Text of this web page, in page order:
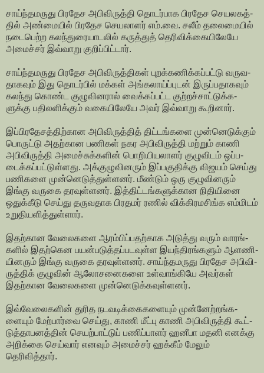
சாய்ந்­த­ம­ருது பிர­தேச அபி­வி­ருத்தி தொடர்­பாக பிர­தேச செய­ல­கத்­
தில்­ அண்­மை­யில்­ பி­ர­தேச செய­லாளர் எம்.வை. சலீம் தலை­மையில்
நடை­பெற்ற கலந்­து­ரை­யா­டலில் கருத்துத் தெரி­விக்­கை­யி­லேயே
அமைச்சர் இவ்­வாறு குறிப்­பிட்டார்.
சாய்ந்­த­ம­ருது பிர­தேச அபி­வி­ருத்­திகள் புறக்­க­ணிக்­கப்­பட்டு வரு­வ­
தா­கவும் இது தொடர்பில் மக்கள் அங்­க­லாய்ப்­புடன் இருப்­ப­தா­கவும்
கலந்து கொண்ட குழு­வி­னரால் வைக்­கப்­பட்ட குற்­றச்­சாட்­டுக்­க­
ளுக்கு பதி­ல­ளிக்கும் வகை­யி­லேயே அவர் இவ்­வாறு கூறினார்.
இப்­பி­ர­தே­சத்­திற்­கான அபி­வி­ருத்தித் திட்­டங்­களை முன்­னெ­டுக்கும்
பொருட்டு அதற்­கான பணிகள் நகர அபி­வி­ருத்தி மற்றும் காணி
அபி­வி­ருத்தி அமைச்­சுக்­களின் பொறி­யி­ய­லாளர் குழு­விடம் ஒப்­ப­
டைக்­கப்­பட்­டுள்­ளது. அக்­கு­ழு­வி­னரும் இப்­ப­கு­திக்கு விஜயம் செய்து
பணி­களை முன்­னெ­டுத்­துள்­ளனர். மீண்டும் ஒரு குழு­வி­னரும்
இங்கு வருகை தர­வுள்­ளனர். இத்­திட்­டங்­க­ளுக்­கான நிதி­யினை
ஒதுக்­கீடு செய்து தரு­வ­தாக பிர­தமர் ரணில் விக்­கி­ர­ம­சிங்க எம்­மிடம்
உறு­தி­ய­ளித்­துள்ளார்.
இதற்­கான வேலை­களை ஆரம்­பிப்­ப­தற்­காக அடுத்து வரும் வாரங்­
களில் இதற்­கென பயன்­ப­டுத்­தப்­ப­ட­வுள்ள இயந்­தி­ரங்­களும் ஆள­ணி­
யி­னரும் இங்கு வருகை தர­வுள்­ளனர். சாய்ந்­த­ம­ருது பிர­தேச அபி­வி­
ருத்திக் குழுவின் ஆலோ­ச­னை­களை உள்­வாங்­கியே அவர்கள்
இதற்­கான வேலை­களை முன்­னெ­டுக்­க­வுள்­ளனர்.
இவ்­வே­லை­களின் துரித நட­வ­டிக்­கை­க­ளையும் முன்­னேற்­றங்­க­
ளையும் மேற்­பார்வை செய்து, காணி மீட்பு காணி அபி­வி­ருத்தி கூட்­
டுத்­தா­ப­னத்தின் செயற்­பாட்டுப் பணிப்­பாளர் ஹனீபா மதனி எனக்கு
அறிக்கை செய்வார் எனவும் அமைச்சர் ஹக்கீம் மேலும்
தெரிவித்தார்.